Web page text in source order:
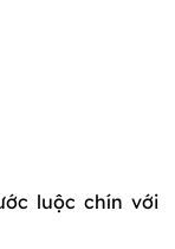
luộc chín với